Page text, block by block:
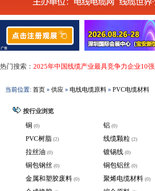
热门搜索： 2025年中国线缆产业最具竞争力企业10强
当前位置: 首页 » 供应 » 电线电缆原料 » PVC电缆材料
按行业浏览
铜 (0) 铝 (0)
PVC树脂 (2) 线缆颗粒 (2)
拉丝油 (0) 镀锡线 (0)
铜包钢丝 (0) 铜包铝丝 (0)
金属和塑胶废料 (0) 聚烯电缆材料 (0)